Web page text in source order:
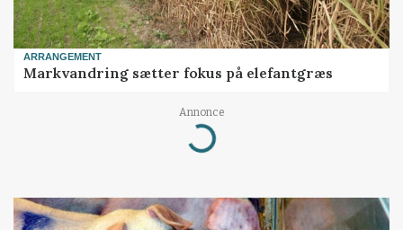
ARRANGEMENT
Markvandring sætter fokus på elefantgræs
Annonce
Loading...